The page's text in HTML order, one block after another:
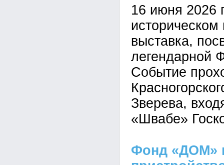
16 июня 2026
историческом
выставка,
легендарной
Событие
Зверева,
«Швабе»
Фонд «ДОМ»